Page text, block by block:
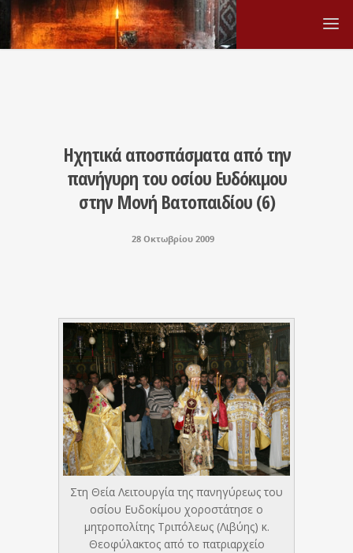
Ηχητικά αποσπάσματα από την
πανήγυρη του οσίου Ευδόκιμου
στην Μονή Βατοπαιδίου (6)
28 Οκτωβρίου 2009
Στη Θεία Λειτουργία της πανηγύρεως του
οσίου Ευδοκίμου χοροστάτησε ο
μητροπολίτης Τριπόλεως (Λιβύης) κ.
Θεοφύλακτος από το πατριαρχείο